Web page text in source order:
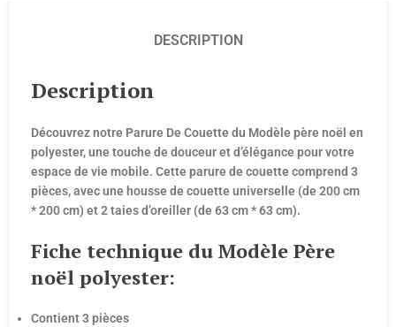
DESCRIPTION
Description
Découvrez notre Parure De Couette du Modèle père noël en
polyester, une touche de douceur et d’élégance pour votre
espace de vie mobile. Cette parure de couette comprend 3
pièces, avec une housse de couette universelle (de 200 cm
* 200 cm) et 2 taies d’oreiller (de 63 cm * 63 cm).
Fiche technique du Modèle Père
noël polyester:
Contient 3 pièces